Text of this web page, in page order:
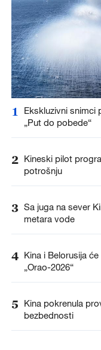
1
Ekskluzivni snimci
„Put do pobede“
2 Kineski pilot
potrošnju
3 Sa juga na sever
metara vode
4 Kina i Belorusija
„Orao-2026“
5
Kina pokrenula
bezbednosti